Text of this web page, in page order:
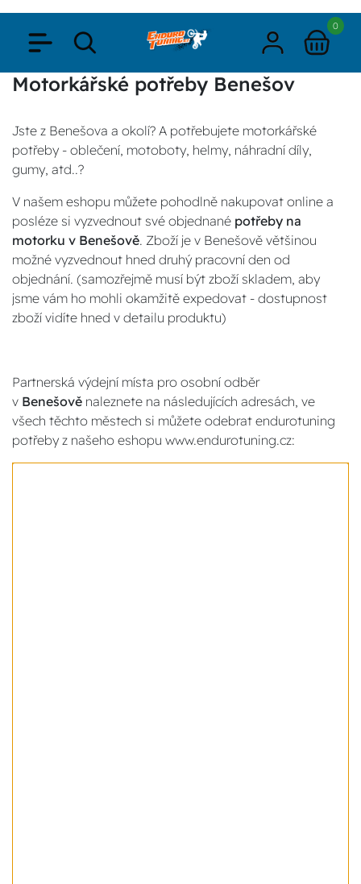
0
Motorkářské potřeby Benešov
Jste z Benešova a okolí? A potřebujete motorkářské
potřeby - oblečení, motoboty, helmy, náhradní díly,
gumy, atd..?
V našem eshopu můžete pohodlně nakupovat online a
posléze si vyzvednout své objednané potřeby na
motorku v Benešově. Zboží je v Benešově většinou
možné vyzvednout hned druhý pracovní den od
objednání. (samozřejmě musí být zboží skladem, aby
jsme vám ho mohli okamžitě expedovat - dostupnost
zboží vidíte hned v detailu produktu)
Partnerská výdejní místa pro osobní odběr
v Benešově naleznete na následujících adresách, ve
všech těchto městech si můžete odebrat endurotuning
potřeby z našeho eshopu www.endurotuning.cz: